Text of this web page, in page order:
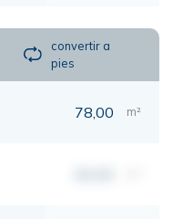
convertir a
pies
78,00 m²